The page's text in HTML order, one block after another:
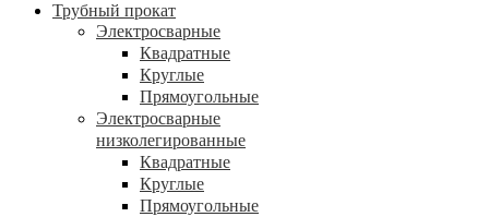
Трубный прокат
Электросварные
Квадратные
Круглые
Прямоугольные
Электросварные
низколегированные
Квадратные
Круглые
Прямоугольные